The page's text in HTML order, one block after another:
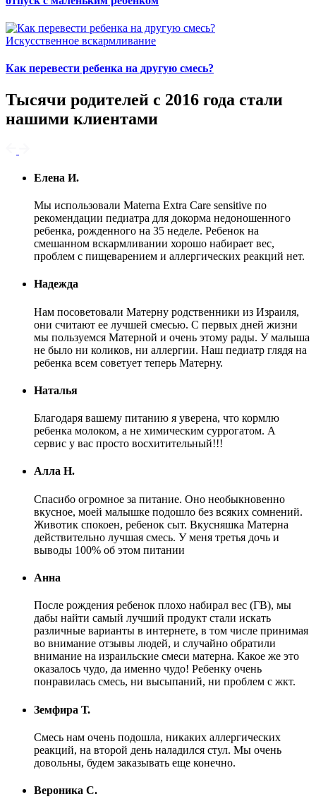
Искусственное вскармливание
Как перевести ребенка на другую смесь?
Тысячи родителей с 2016 года стали
нашими клиентами
Елена И.
Мы использовали Materna Extra Care sensitive по
рекомендации педиатра для докорма недоношенного
ребенка, рожденного на 35 неделе. Ребенок на
смешанном вскармливании хорошо набирает вес,
проблем с пищеварением и аллергических реакций нет.
Надежда
Нам посоветовали Матерну родственники из Израиля,
они считают ее лучшей смесью. С первых дней жизни
мы пользуемся Матерной и очень этому рады. У малыша
не было ни коликов, ни аллергии. Наш педиатр глядя на
ребенка всем советует теперь Матерну.
Наталья
Благодаря вашему питанию я уверена, что кормлю
ребенка молоком, а не химическим суррогатом. А
сервис у вас просто восхитительный!!!
Алла Н.
Спасибо огромное за питание. Оно необыкновенно
вкусное, моей малышке подошло без всяких сомнений.
Животик спокоен, ребенок сыт. Вкусняшка Матерна
действительно лучшая смесь. У меня третья дочь и
выводы 100% об этом питании
Анна
После рождения ребенок плохо набирал вес (ГВ), мы
дабы найти самый лучший продукт стали искать
различные варианты в интернете, в том числе принимая
во внимание отзывы людей, и случайно обратили
внимание на израильские смеси матерна. Какое же это
оказалось чудо, да именно чудо! Ребенку очень
понравилась смесь, ни высыпаний, ни проблем с жкт.
Земфира Т.
Смесь нам очень подошла, никаких аллергических
реакций, на второй день наладился стул. Мы очень
довольны, будем заказывать еще конечно.
Вероника С.